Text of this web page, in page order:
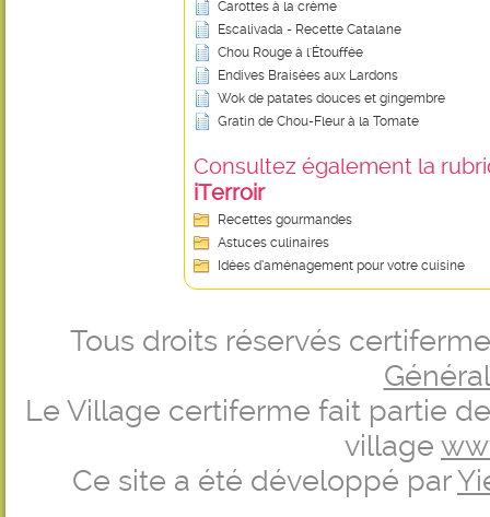
Carottes à la crème
Escalivada - Recette Catalane
Chou Rouge à l'Étouffée
Endives Braisées aux Lardons
Wok de patates douces et gingembre
Gratin de Chou-Fleur à la Tomate
Consultez également la
iTerroir
Recettes gourmandes
Astuces culinaires
Idées d’aménagement pour votre cuisine
Tous droits réservés
Le Village certiferme fait partie
village
Ce site a été développé par